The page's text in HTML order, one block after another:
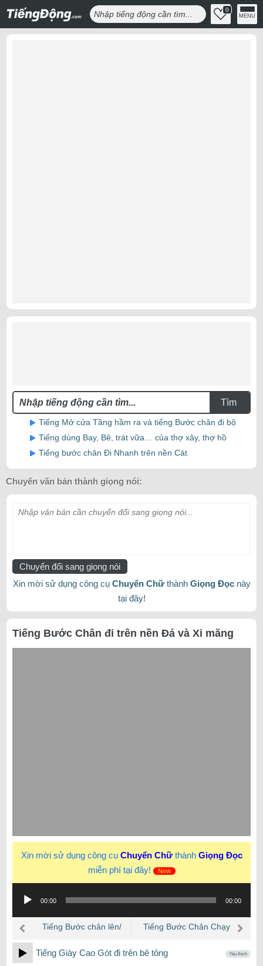
0
MENU
Tìm
Tiếng Mở cửa Tầng hầm ra và tiếng Bước chân đi bộ
Tiếng dùng Bay, Bê, trát vữa… của thợ xây, thợ hồ
Tiếng bước chân Đi Nhanh trên nền Cát
Chuyển văn bản thành giọng nói:
Nhập văn bản cần chuyển đổi sang giọng nói...
Chuyển đổi sang giọng nói
Xin mời sử dụng công cụ Chuyển Chữthành Giọng Đọcnày
tại đây!
Tiếng Bước Chân đi trên nền Đá và Xi măng
Xin mời sử dụng công cụ Chuyển Chữthành Giọng Đọc
miễn phí tại đây!
New
phát
âm
thanh
00:00 00:00
Tiếng Bước chân lên/
Tiếng Bước Chân Chạy
người đàn ông
Tiếng Giày Cao Gót đi trên bê tông Yêu thích